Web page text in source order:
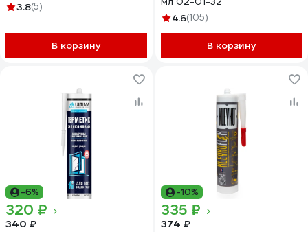
полиуретановый серый
3.8(5)
В корзину
4.6(105)
В корзину
-6%
320 ₽
340 ₽
-10%
335 ₽
374 ₽